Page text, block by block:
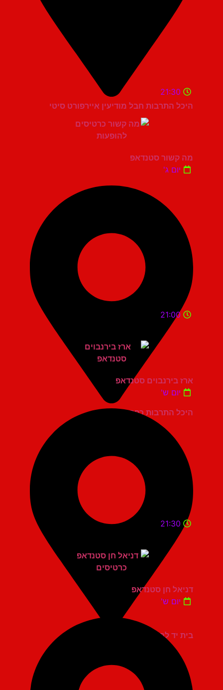
היכל התרבות חבל מודיעין איירפורט סיטי
21:30
מה קשור סטנדאפ
יום ג'
היכל התרבות כפר סבא
21:00
ארז בירנבוים סטנדאפ
יום ש'
בית יד לבנים אשדוד
21:30
דניאל חן סטנדאפ
יום ש'